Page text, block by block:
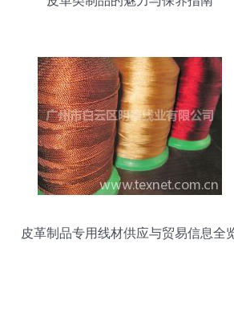
皮革制品专用线材供应与贸易信息全